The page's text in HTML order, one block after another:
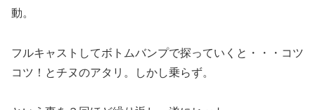
動。
フルキャストしてボトムバンプで探っていくと・・・コツ
コツ！とチヌのアタリ。しかし乗らず。